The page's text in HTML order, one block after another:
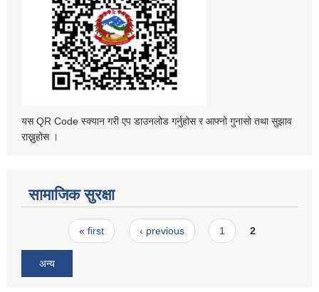
यस QR Code स्क्यान गरी एप डाउनलोड गर्नुहोस र आफ्नो गुनासो तथा सुझाव
राख्नुहोस ।
सामाजिक सुरक्षा
Pages« first ‹ previous 1 2
अन्य